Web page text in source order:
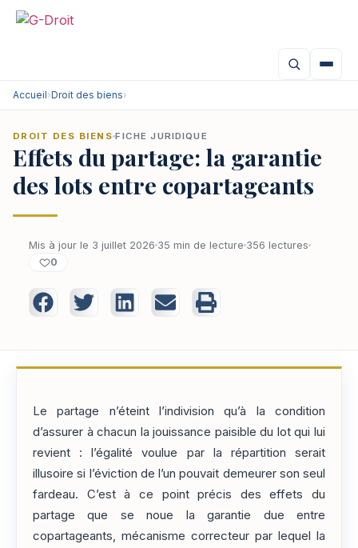
Accueil›Droit des biens›
DROIT DES BIENS FICHE JURIDIQUE
Effets du partage: la garantie
des lots entre copartageants
Mis à jour le 3 juillet 2026 35 min de lecture 356 lectures
0
Le partage n’éteint l’indivision qu’à la condition
d’assurer à chacun la jouissance paisible du lot qui lui
revient : l’égalité voulue par la répartition serait
illusoire si l’éviction de l’un pouvait demeurer son seul
fardeau. C’est à ce point précis des effets du
partage que se noue la garantie due entre
copartageants, mécanisme correcteur par lequel la